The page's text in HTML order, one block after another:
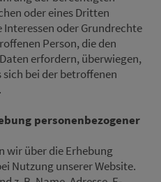
oder eines Dritten
oder Grundrechte
Person, die den
erfordern, überwiegen,
sich bei der betroffenen
personenbezogener
wir über die Erhebung
Nutzung unserer Website.